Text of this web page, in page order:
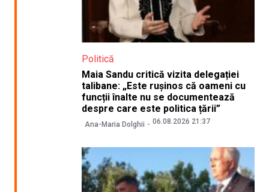
Politică
Maia Sandu critică vizita delegației
talibane: „Este rușinos că oameni cu
funcții înalte nu se documentează
despre care este politica țării”
Ana-Maria Dolghii 06.08.2026 21:37